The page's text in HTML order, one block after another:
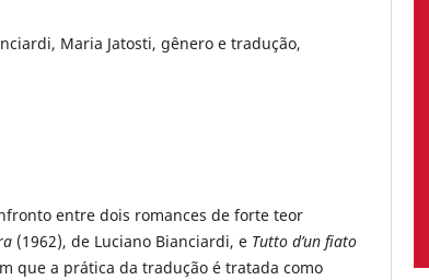
Maria Jatosti, gênero e tradução,
entre dois romances de forte teor
(1962), de Luciano Bianciardi, e Tutto d’un fiato
que a prática da tradução é tratada como